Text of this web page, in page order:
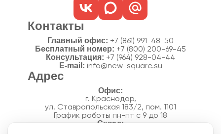
Контакты
Главный офис: +7 (861) 991-48-50
Бесплатный номер: +7 (800) 200-69-45
Консультация: +7 (964) 928-04-44
E-mail: info@new-square.su
Адрес
г. Краснодар,
ул. Ставропольская 183/2, пом. 1101
График работы пн-пт с 9 до 18